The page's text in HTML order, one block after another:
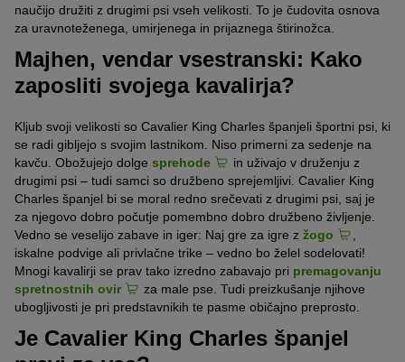
naučijo družiti z drugimi psi vseh velikosti. To je čudovita osnova
za uravnoteženega, umirjenega in prijaznega štirinožca.
Majhen, vendar vsestranski: Kako
zaposliti svojega kavalirja?
Kljub svoji velikosti so Cavalier King Charles španjeli športni psi, ki
se radi gibljejo s svojim lastnikom. Niso primerni za sedenje na
kavču. Obožujejo dolge sprehode
in uživajo v druženju z
drugimi psi – tudi samci so družbeno sprejemljivi. Cavalier King
Charles španjel bi se moral redno srečevati z drugimi psi, saj je
za njegovo dobro počutje pomembno dobro družbeno življenje.
Vedno se veselijo zabave in iger: Naj gre za igre z žogo
,
iskalne podvige ali privlačne trike – vedno bo želel sodelovati!
Mnogi kavalirji se prav tako izredno zabavajo pri premagovanju
spretnostnih ovir
za male pse. Tudi preizkušanje njihove
ubogljivosti je pri predstavnikih te pasme običajno preprosto.
Je Cavalier King Charles španjel